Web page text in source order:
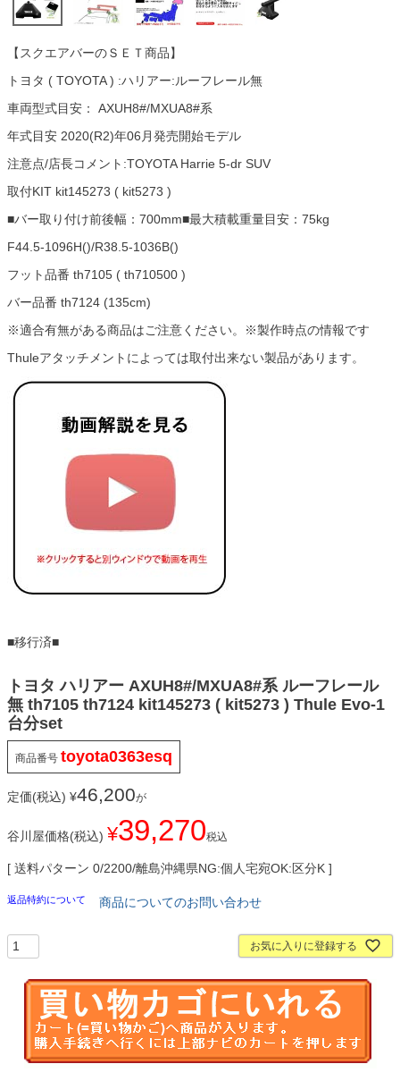
【スクエアバーのＳＥＴ商品】
トヨタ ( TOYOTA ) :ハリアー:ルーフレール無
車両型式目安： AXUH8#/MXUA8#系
年式目安 2020(R2)年06月発売開始モデル
注意点/店長コメント:TOYOTA Harrie 5-dr SUV
取付KIT kit145273 ( kit5273 )
■バー取り付け前後幅：700mm■最大積載重量目安：75kg
F44.5-1096H()/R38.5-1036B()
フット品番 th7105 ( th710500 )
バー品番 th7124 (135cm)
※適合有無がある商品はご注意ください。※製作時点の情報です
Thuleアタッチメントによっては取付出来ない製品があります。
■移行済■
トヨタ ハリアー AXUH8#/MXUA8#系 ルーフレール
無 th7105 th7124 kit145273 ( kit5273 ) Thule Evo-1
台分set
商品番号 toyota0363esq
定価(税込) ¥46,200が
谷川屋価格(税込) ¥39,270税込
送料パターン 0/2200/離島沖縄県NG:個人宅宛OK:区分K
返品特約について 商品についてのお問い合わせ
お気に入りに登録する